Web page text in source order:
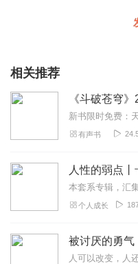
相关推荐
有声书
个人成长